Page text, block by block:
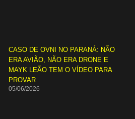
CASO DE OVNI NO PARANÁ: NÃO
ERA AVIÃO, NÃO ERA DRONE E
MAYK LEÃO TEM O VÍDEO PARA
PROVAR
05/06/2026